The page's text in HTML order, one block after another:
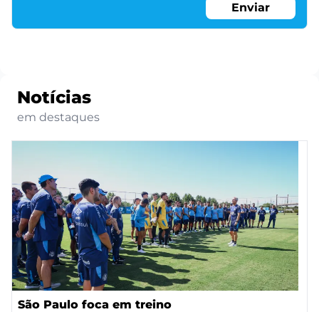
Enviar
Notícias
em destaques
São Paulo foca em treino